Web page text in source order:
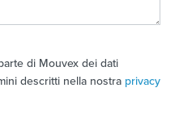
di Mouvex dei dati
descritti nella nostra privacy